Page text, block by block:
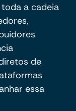
a cadeia
de
essa